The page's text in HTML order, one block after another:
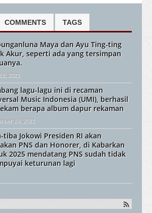
COMMENTS TAGS
Maya dan Ayu Ting-ting
Akur, seperti ada yang tersimpan
2021
lagu-lagu ini di recaman
Music Indonesia (UMI), berhasil
berapa album dapur rekaman
19, 2021
tiba Jokowi Presiden RI akan
PNS dan Honorer, di Kabarkan
2025 mendatang PNS sudah tidak
keturunan lagi